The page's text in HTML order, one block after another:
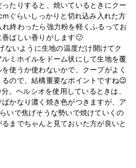
たりすると、焼いているときにクー
ぐらいしっかりと切れ込み入れた方
終わったら強力粉を軽くふるってお
ばしい香りがします🙂
ないように生地の温度だけ開けてク
ミホイルをドーム状にして生地を覆
使うか使わないかで、クープがよく
ので、結構重要なポイントですね😉
。ヘルシオを使用しているときは、
かなり濃く焼き色がつきますが、ア
いで焦げそうな勢いで焼けていくの
までちゃんと見ておいた方が良いと